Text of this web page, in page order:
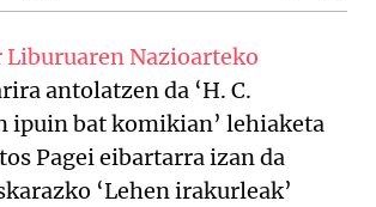
Liburuaren Nazioarteko
antolatzen da ‘H. C.
ipuin bat komikian’ lehiaketa
Pagei eibartarra izan da
‘Lehen irakurleak’